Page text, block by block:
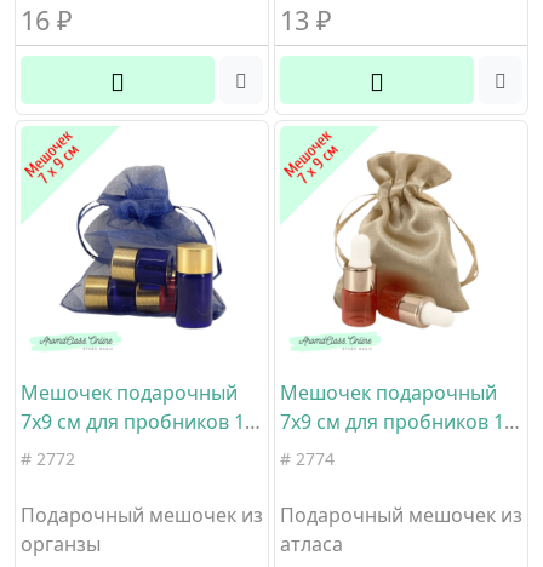
16 ₽ 13 ₽
Мешочек подарочный
7х9 см для пробников 1-5
мл цвет темно-синий
# 2772
Подарочный мешочек из
органзы
Мешочек подарочный
7х9 см для пробников 1-5
мл цвет серо-
атлас
# 2774
Подарочный мешочек из
атласа